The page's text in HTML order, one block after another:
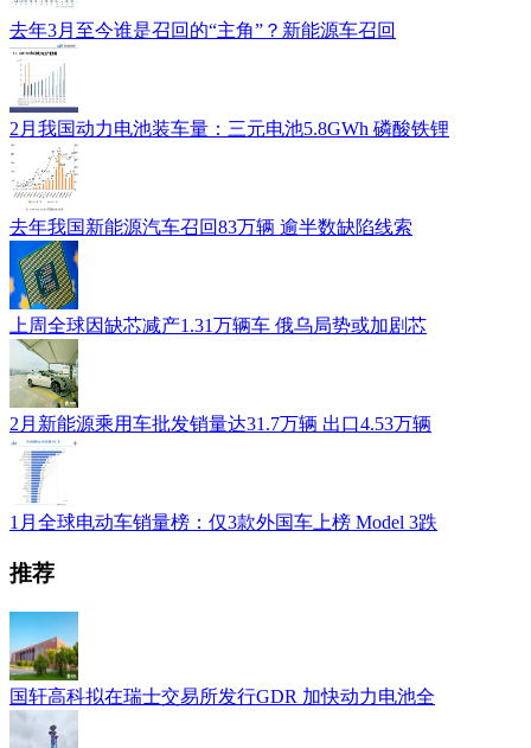
去年3月至今谁是召回的“主角”？新能源车召回
2月我国动力电池装车量：三元电池5.8GWh 磷酸铁锂
去年我国新能源汽车召回83万辆 逾半数缺陷线索
上周全球因缺芯减产1.31万辆车 俄乌局势或加剧芯
2月新能源乘用车批发销量达31.7万辆 出口4.53万辆
1月全球电动车销量榜：仅3款外国车上榜 Model 3跌
推荐
国轩高科拟在瑞士交易所发行GDR 加快动力电池全